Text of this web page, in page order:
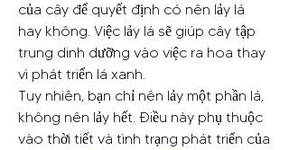
của cây để quyết định có nên lảy lá
hay không. Việc lảy lá sẽ giúp cây tập
trung dinh dưỡng vào việc ra hoa thay
vì phát triển lá xanh.
Tuy nhiên, bạn chỉ nên lảy một phần lá,
không nên lảy hết. Điều này phụ thuộc
vào thời tiết và tình trạng phát triển của